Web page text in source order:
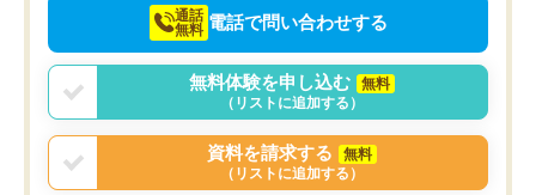
通話
無料 電話で問い合わせする
無料体験を申し込む
無料
（リストに追加する）
資料を請求する
無料
（リストに追加する）